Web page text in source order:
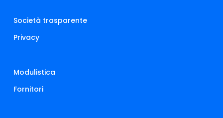
Società trasparente
Privacy
Modulistica
Fornitori